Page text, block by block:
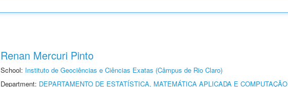
Renan Mercuri Pinto
School: Instituto de Geociências e Ciências Exatas (Câmpus de Rio Claro)
Department: DEPARTAMENTO DE ESTATÍSTICA, MATEMÁTICA APLICADA E COMPUTAÇÃO